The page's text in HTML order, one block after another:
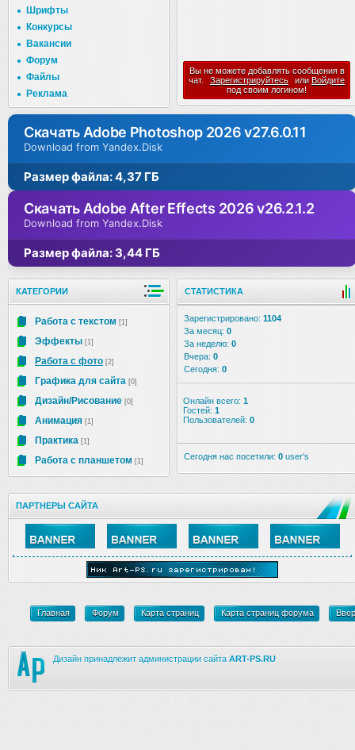
Шрифты
Конкурсы
Вакансии
Форум
Файлы
Реклама
Вы не можете добавлять сообщения в
чат.
Зарегистрируйтесь или Войдите
под своим логином!
Скачать Adobe Photoshop 2026 v27.6.0.11
Download from Yandex.Disk
Размер файла: 4,37 ГБ
Скачать Adobe After Effects 2026 v26.2.1.2
Download from Yandex.Disk
Размер файла: 3,44 ГБ
КАТЕГОРИИ
Работа с текстом [1]
Эффекты [1]
Работа с фото [2]
Графика для сайта [0]
Дизайн/Рисование [0]
Анимация [1]
Практика [1]
Работа с планшетом [1]
СТАТИСТИКА
Зарегистрировано: 1104
За месяц: 0
За неделю: 0
Вчера: 0
Сегодня: 0
Онлайн всего: 1
Гостей: 1
Пользователей: 0
Сегодня нас посетили: 0 user's
ПАРТНЕРЫ САЙТА
Главная Форум Карта страниц Карта страниц форума
Дизайн принадлежит администрации сайта ART-PS.RU